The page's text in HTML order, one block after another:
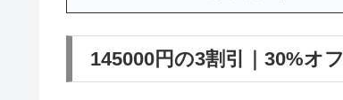
145000円の3割引｜30%オフ